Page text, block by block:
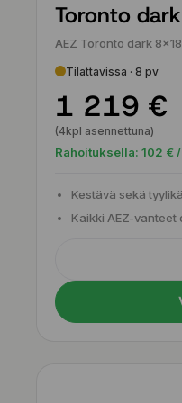
Toronto dark
AEZ Toronto dark 8x18
Tilattavissa · 8 pv
1 219 €
(4kpl asennettuna)
Rahoituksella: 102 €
Kestävä sekä
Kaikki AEZ-